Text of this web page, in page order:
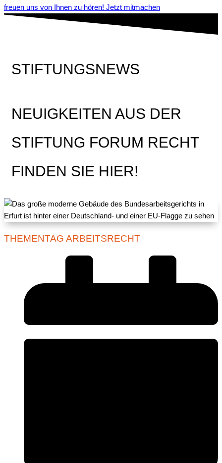
freuen uns von Ihnen zu hören! Jetzt mitmachen
STIFTUNGSNEWS
NEUIGKEITEN AUS DER
STIFTUNG FORUM RECHT
FINDEN SIE HIER!
THEMENTAG ARBEITSRECHT